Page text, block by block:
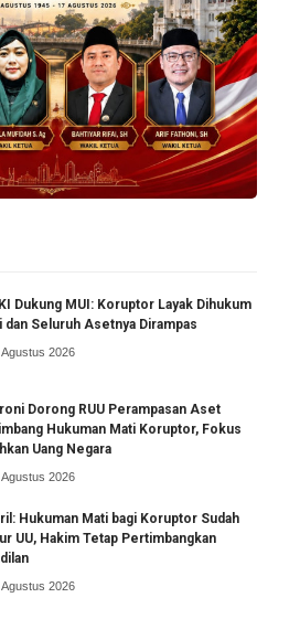
Dukung MUI: Koruptor Layak Dihukum
dan Seluruh Asetnya Dirampas
Agustus 2026
Dorong RUU Perampasan Aset
Hukuman Mati Koruptor, Fokus
Uang Negara
Agustus 2026
Hukuman Mati bagi Koruptor Sudah
UU, Hakim Tetap Pertimbangkan
Agustus 2026